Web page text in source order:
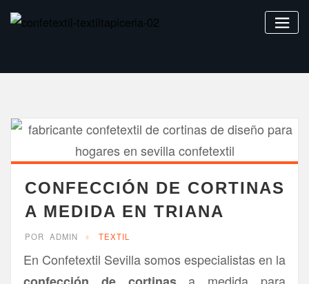
Saltar
CONFECCIÓN DE CORTINAS
A MEDIDA EN TRIANA
POR ADMIN TEXTIL
En Confetextil Sevilla somos especialistas en la